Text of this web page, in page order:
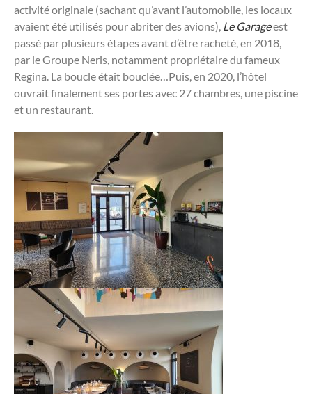
activité originale (sachant qu’avant l’automobile, les locaux
avaient été utilisés pour abriter des avions), Le Garageest
passé par plusieurs étapes avant d’être racheté, en 2018,
par le Groupe Neris, notamment propriétaire du fameux
Regina. La boucle était bouclée…Puis, en 2020, l’hôtel
ouvrait finalement ses portes avec 27 chambres, une piscine
et un restaurant.